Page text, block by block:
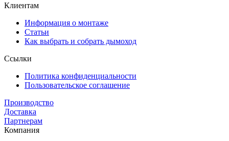
Клиентам
Информация о монтаже
Статьи
Как выбрать и собрать дымоход
Ссылки
Политика конфиденциальности
Пользовательское соглашение
Производство
Доставка
Партнерам
Компания